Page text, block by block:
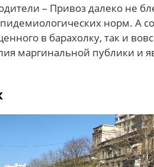
– Привоз далеко не
норм. А
в барахолку, так и
маргинальной публики и